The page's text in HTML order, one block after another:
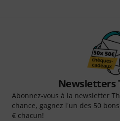
Newsletters
Abonnez-vous à la newsletter
chance, gagnez l'un des 50
€ chacun!